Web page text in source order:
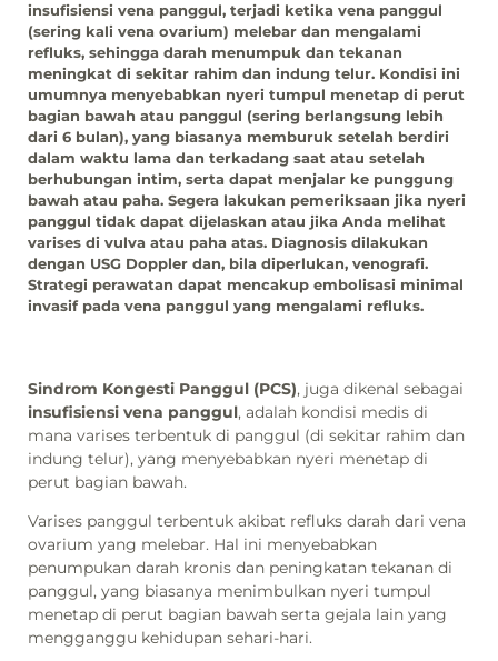
insufisiensi vena panggul, terjadi ketika vena panggul
(sering kali vena ovarium) melebar dan mengalami
refluks, sehingga darah menumpuk dan tekanan
meningkat di sekitar rahim dan indung telur. Kondisi ini
umumnya menyebabkan nyeri tumpul menetap di perut
bagian bawah atau panggul (sering berlangsung lebih
dari 6 bulan), yang biasanya memburuk setelah berdiri
dalam waktu lama dan terkadang saat atau setelah
berhubungan intim, serta dapat menjalar ke punggung
bawah atau paha. Segera lakukan pemeriksaan jika nyeri
panggul tidak dapat dijelaskan atau jika Anda melihat
varises di vulva atau paha atas. Diagnosis dilakukan
dengan USG Doppler dan, bila diperlukan, venografi.
Strategi perawatan dapat mencakup embolisasi minimal
invasif pada vena panggul yang mengalami refluks.
Sindrom Kongesti Panggul (PCS), juga dikenal sebagai
insufisiensi vena panggul, adalah kondisi medis di
mana varises terbentuk di panggul (di sekitar rahim dan
indung telur), yang menyebabkan nyeri menetap di
perut bagian bawah.
Varises panggul terbentuk akibat refluks darah dari vena
ovarium yang melebar. Hal ini menyebabkan
penumpukan darah kronis dan peningkatan tekanan di
panggul, yang biasanya menimbulkan nyeri tumpul
menetap di perut bagian bawah serta gejala lain yang
mengganggu kehidupan sehari-hari.